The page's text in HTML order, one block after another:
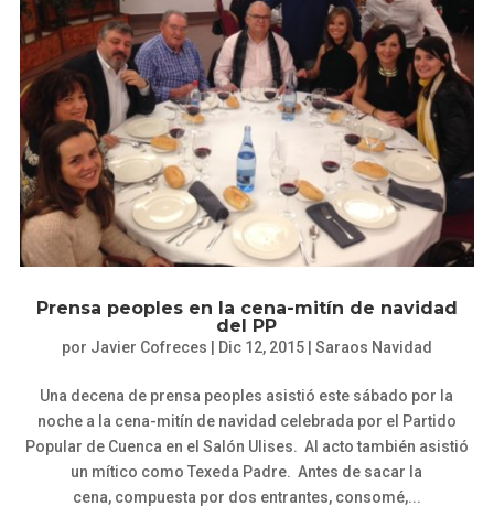
Prensa peoples en la cena-mitín de navidad
del PP
por Javier Cofreces Dic 12, 2015| Saraos Navidad
Una decena de prensa peoples asistió este sábado por la
noche a la cena-mitín de navidad celebrada por el Partido
Popular de Cuenca en el Salón Ulises. Al acto también asistió
un mítico como Texeda Padre. Antes de sacar la
cena, compuesta por dos entrantes, consomé,...